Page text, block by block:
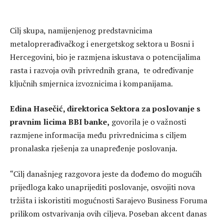
Cilj skupa, namijenjenog predstavnicima
metaloprerađivačkog i energetskog sektora u Bosni i
Hercegovini, bio je razmjena iskustava o potencijalima
rasta i razvoja ovih privrednih grana, te određivanje
ključnih smjernica izvoznicima i kompanijama.
Edina Hasečić, direktorica Sektora za poslovanje s
pravnim licima BBI banke, govorila je o važnosti
razmjene informacija među privrednicima s ciljem
pronalaska rješenja za unapređenje poslovanja.
“Cilj današnjeg razgovora jeste da dođemo do mogućih
prijedloga kako unaprijediti poslovanje, osvojiti nova
tržišta i iskoristiti mogućnosti Sarajevo Business Foruma
prilikom ostvarivanja ovih ciljeva. Poseban akcent danas